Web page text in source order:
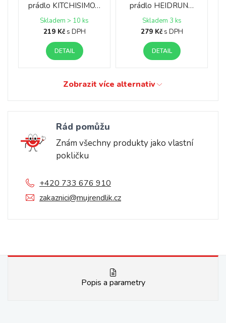
prádlo KITCHISIMO…
Skladem > 10 ks
219 Kčs DPH
DETAIL
prádlo HEIDRUN…
Skladem 3 ks
279 Kčs DPH
DETAIL
Zobrazit více alternativ
Rád pomůžu
Znám všechny produkty jako vlastní
pokličku
+420 733 676 910
zakaznici@mujrendlik.cz
Popis a parametry